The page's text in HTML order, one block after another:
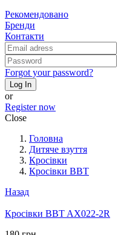
Рекомендовано
Бренди
Контакти
Forgot your password?
Log In
or
Register now
Close
Головна
Дитяче взуття
Кросівки
Кросівки BBT
Назад
Кросівки BBT AX022-2R